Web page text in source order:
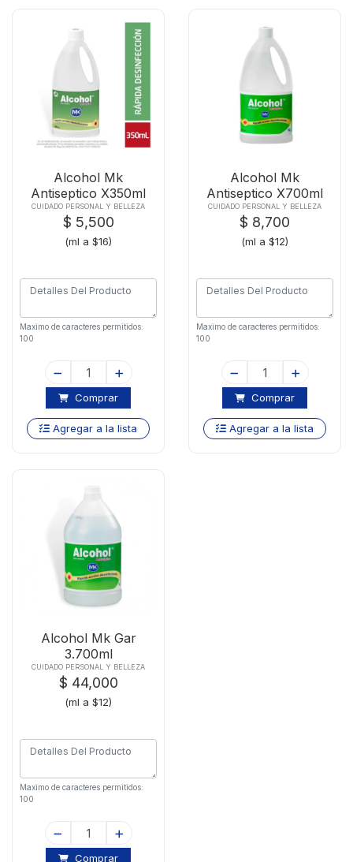
Alcohol Mk
Antiseptico X350ml
CUIDADO PERSONAL Y BELLEZA
$ 5,500
(ml a $16)
Maximo de caracteres permitidos:
100
Comprar
Agregar a la lista
Alcohol Mk
Antiseptico X700ml
CUIDADO PERSONAL Y BELLEZA
$ 8,700
(ml a $12)
Maximo de caracteres permitidos:
100
Comprar
Agregar a la lista
Alcohol Mk Gar
3.700ml
CUIDADO PERSONAL Y BELLEZA
$ 44,000
(ml a $12)
Maximo de caracteres permitidos:
100
Comprar